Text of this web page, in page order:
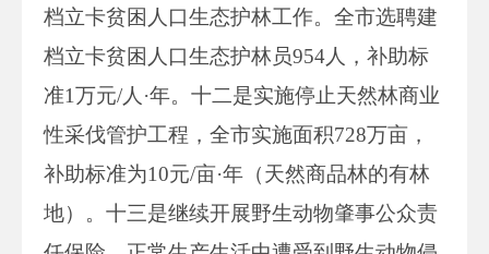
档立卡贫困人口生态护林工作。全市选聘建
档立卡贫困人口生态护林员954人，补助标
准1万元/人·年。十二是实施停止天然林商业
性采伐管护工程，全市实施面积728万亩，
补助标准为10元/亩·年（天然商品林的有林
地）。十三是继续开展野生动物肇事公众责